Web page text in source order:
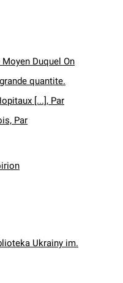
Duquel On
quantite.
[...], Par
Par
Ukrainy im.